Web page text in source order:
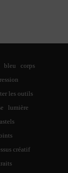
bleu
corps
les outils
lumière
créatif